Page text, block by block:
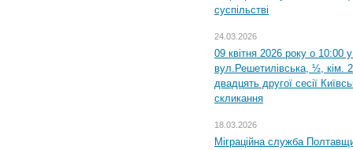
суспільстві
24.03.2026
09 квітня 2026 року о 10:00
вул.Решетилівська, ½, кім.
двадцять другої сесії
скликання
18.03.2026
Міграційна служба